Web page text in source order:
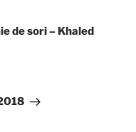
de sori – Khaled